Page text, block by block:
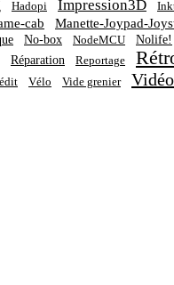
Hadopi Impression3D
cab Manette-Joypad-
No-box NodeMCU Nolife!
Réparation Reportage
Vélo Vide grenier